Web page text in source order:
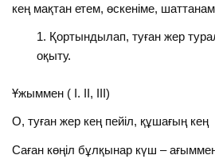
кең мақтан етем, өскеніме,
Қортындылап, туған жер
оқыту.
Ұжыммен ( І. ІІ, ІІІ)
О, туған жер кең пейіл, құшағың кең
Саған көңіл бұлқынар күш –